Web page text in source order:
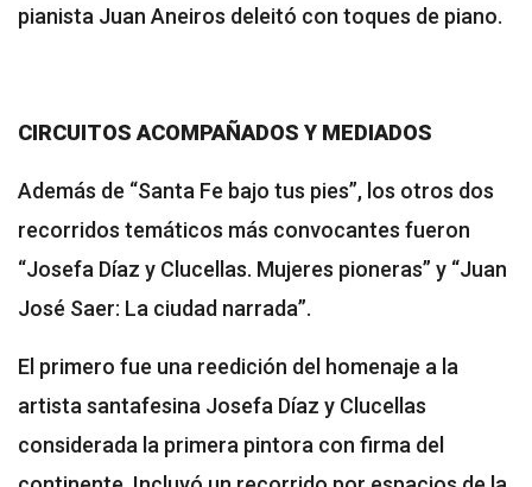
pianista Juan Aneiros deleitó con toques de piano.
CIRCUITOS ACOMPAÑADOS Y MEDIADOS
Además de “Santa Fe bajo tus pies”, los otros dos
recorridos temáticos más convocantes fueron
“Josefa Díaz y Clucellas. Mujeres pioneras” y “Juan
José Saer: La ciudad narrada”.
El primero fue una reedición del homenaje a la
artista santafesina Josefa Díaz y Clucellas
considerada la primera pintora con firma del